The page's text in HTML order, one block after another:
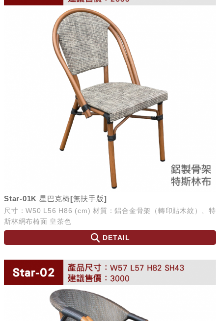
Star-01K 星巴克椅[無扶手版]
尺寸：W50 L56 H86 (cm) 材質：鋁合金骨架（轉印貼木紋）、特
斯林網布椅面 皇茶色
DETAIL